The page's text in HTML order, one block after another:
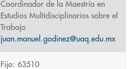
Coordinador de la Maestría en
Estudios Multidisciplinarios sobre el
Trabajo
juan.manuel.godinez@uaq.edu.mx
Fijo: 63510